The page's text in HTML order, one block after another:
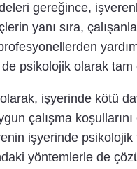
gereğince,
yanı sıra,
psikolojik olarak tam
işyerinde kötü
çalışma
işyerinde
yöntemlerle de